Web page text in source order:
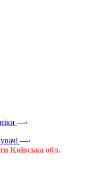
—›
—›
Київська обл.